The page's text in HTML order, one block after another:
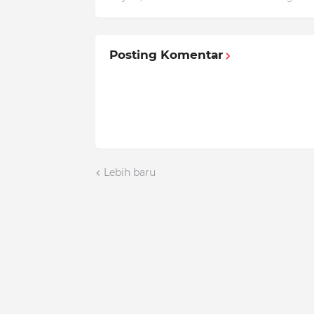
Posting Komentar
Lebih baru